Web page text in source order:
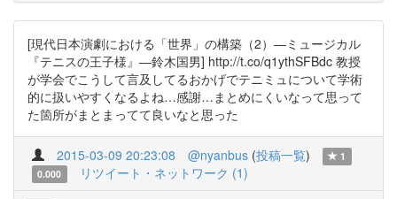
[現代日本演劇における「世界」の構築（2）―ミュージカル
『テニスの王子様』―鈴木国男] http://t.co/q1ythSFBdc 教授
が学会でこうして言及してるおかげでテニミュについて学術
的に扱いやすくなるよね…感謝…まとめにくいなって思って
た箇所がまとまってて良いなと思った
2015-03-09 20:23:08 @nyanbus (投稿一覧)
1
0.000
リツイート・ネットワーク (1)